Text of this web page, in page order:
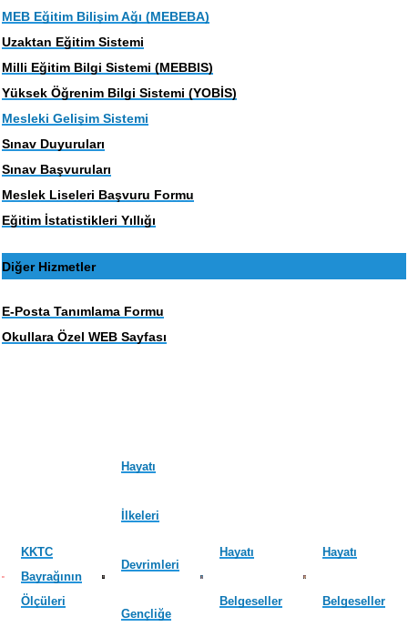
MEB Eğitim Bilişim Ağı (MEBEBA)
Uzaktan Eğitim Sistemi
Milli Eğitim Bilgi Sistemi (MEBBIS)
Yüksek Öğrenim Bilgi Sistemi (YOBİS)
Mesleki Gelişim Sistemi
Sınav Duyuruları
Sınav Başvuruları
Meslek Liseleri Başvuru Formu
Eğitim İstatistikleri Yıllığı
Diğer Hizmetler
E-Posta Tanımlama Formu
Okullara Özel WEB Sayfası
KKTC
Bayrağının
Ölçüleri
Hayatı
İlkeleri
Devrimleri
Gençliğe
Hayatı
Belgeseller
Hayatı
Belgeseller